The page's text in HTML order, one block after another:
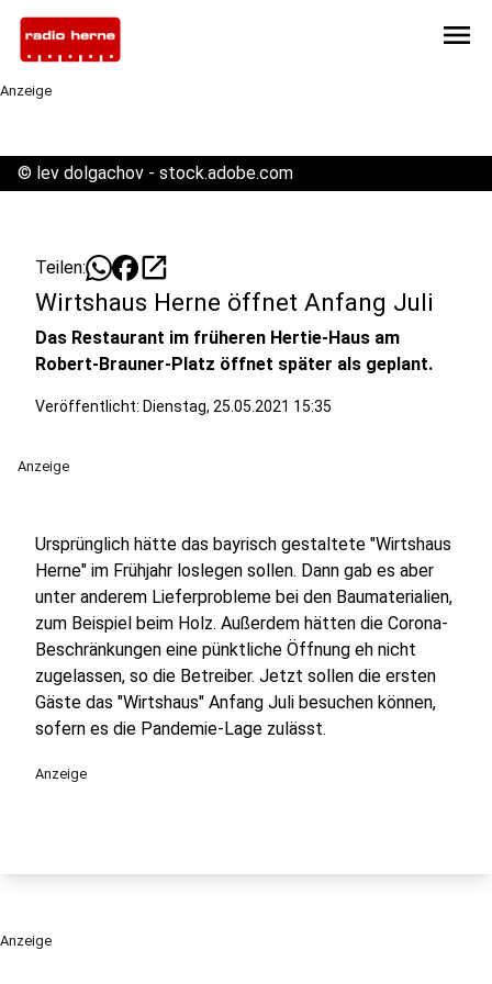
menu
Anzeige
© lev dolgachov - stock.adobe.com
Teilen: open_in_new
Wirtshaus Herne öffnet Anfang Juli
Das Restaurant im früheren Hertie-Haus am
Robert-Brauner-Platz öffnet später als geplant.
Veröffentlicht: Dienstag, 25.05.2021 15:35
Anzeige
Ursprünglich hätte das bayrisch gestaltete "Wirtshaus
Herne" im Frühjahr loslegen sollen. Dann gab es aber
unter anderem Lieferprobleme bei den Baumaterialien,
zum Beispiel beim Holz. Außerdem hätten die Corona-
Beschränkungen eine pünktliche Öffnung eh nicht
zugelassen, so die Betreiber. Jetzt sollen die ersten
Gäste das "Wirtshaus" Anfang Juli besuchen können,
sofern es die Pandemie-Lage zulässt.
Anzeige
Anzeige